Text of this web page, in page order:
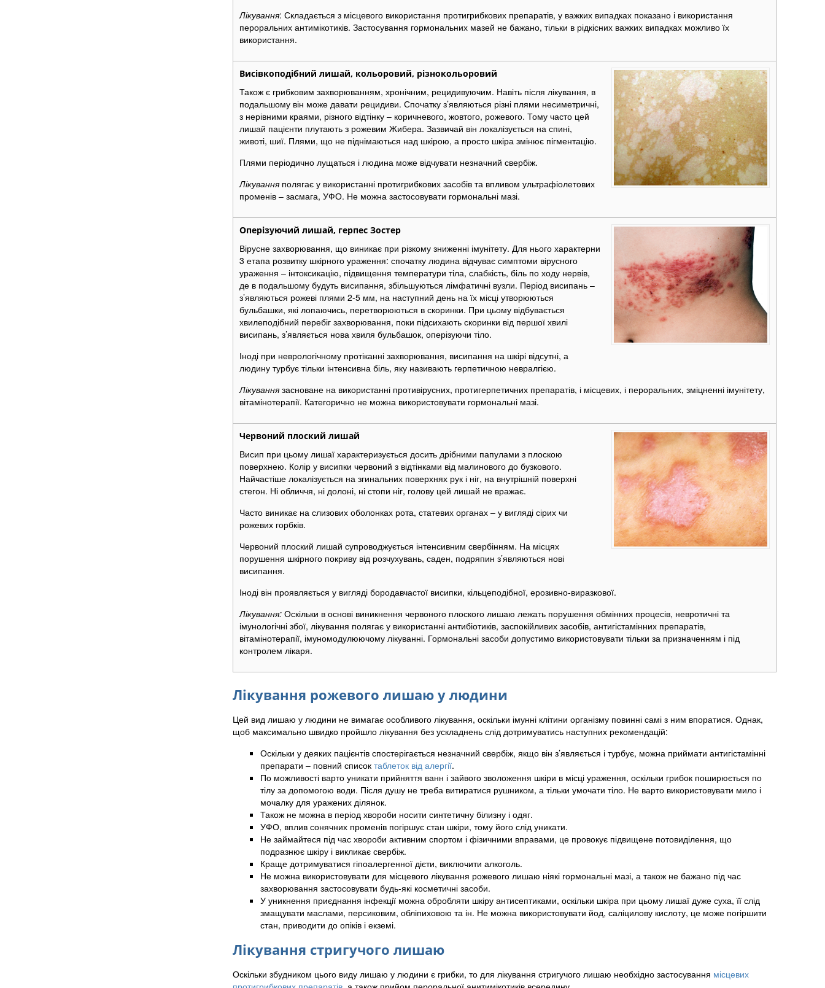
Лікування: Складається з місцевого використання протигрибкових препаратів, у важких випадках показано і використання
пероральних антимікотиків. Застосування гормональних мазей не бажано, тільки в рідкісних важких випадках можливо їх
використання.
Висівкоподібний лишай, кольоровий, різнокольоровий
Також є грибковим захворюванням, хронічним, рецидивуючим. Навіть після лікування, в
подальшому він може давати рецидиви. Спочатку з’являються різні плями несиметричні,
з нерівними краями, різного відтінку – коричневого, жовтого, рожевого. Тому часто цей
лишай пацієнти плутають з рожевим Жибера. Зазвичай він локалізується на спині,
животі, шиї. Плями, що не піднімаються над шкірою, а просто шкіра змінює пігментацію.
Плями періодично лущаться і людина може відчувати незначний свербіж.
Лікуванняполягає у використанні протигрибкових засобів та впливом ультрафіолетових
променів – засмага, УФО. Не можна застосовувати гормональні мазі.
Оперізуючий лишай, герпес Зостер
Вірусне захворювання, що виникає при різкому зниженні імунітету. Для нього характерни
3 етапа розвитку шкірного ураження: спочатку людина відчуває симптоми вірусного
ураження – інтоксикацію, підвищення температури тіла, слабкість, біль по ходу нервів,
де в подальшому будуть висипання, збільшуються лімфатичні вузли. Період висипань –
з’являються рожеві плями 2-5 мм, на наступний день на їх місці утворюються
бульбашки, які лопаючись, перетворюються в скоринки. При цьому відбувається
хвилеподібний перебіг захворювання, поки підсихають скоринки від першої хвилі
висипань, з’являється нова хвиля бульбашок, оперізуючи тіло.
Іноді при неврологічному протіканні захворювання, висипання на шкірі відсутні, а
людину турбує тільки інтенсивна біль, яку називають герпетичною невралгією.
Лікуваннязасноване на використанні противірусних, протигерпетичних препаратів, і місцевих, і пероральних, зміцненні імунітету,
вітамінотерапії. Категорично не можна використовувати гормональні мазі.
Червоний плоский лишай
Висип при цьому лишаї характеризується досить дрібними папулами з плоскою
поверхнею. Колір у висипки червоний з відтінками від малинового до бузкового.
Найчастіше локалізується на згинальних поверхнях рук і ніг, на внутрішній поверхні
стегон. Ні обличчя, ні долоні, ні стопи ніг, голову цей лишай не вражає.
Часто виникає на слизових оболонках рота, статевих органах – у вигляді сірих чи
рожевих горбків.
Червоний плоский лишай супроводжується інтенсивним свербінням. На місцях
порушення шкірного покриву від розчухувань, саден, подряпин з’являються нові
висипання.
Іноді він проявляється у вигляді бородавчастої висипки, кільцеподібної, ерозивно-виразкової.
Лікування: Оскільки в основі виникнення червоного плоского лишаю лежать порушення обмінних процесів, невротичні та
імунологічні збої, лікування полягає у використанні антибіотиків, заспокійливих засобів, антигістамінних препаратів,
вітамінотерапії, імуномодулюючому лікуванні. Гормональні засоби допустимо використовувати тільки за призначенням і під
контролем лікаря.
Лікування рожевого лишаю у людини
Цей вид лишаю у людини не вимагає особливого лікування, оскільки імунні клітини організму повинні самі з ним впоратися. Однак,
щоб максимально швидко пройшло лікування без ускладнень слід дотримуватись наступних рекомендацій:
Оскільки у деяких пацієнтів спостерігається незначний свербіж, якщо він з’являється і турбує, можна приймати антигістамінні
препарати – повний список таблеток від алергії.
По можливості варто уникати прийняття ванн і зайвого зволоження шкіри в місці ураження, оскільки грибок поширюється по
тілу за допомогою води. Після душу не треба витиратися рушником, а тільки умочати тіло. Не варто використовувати мило і
мочалку для уражених ділянок.
Також не можна в період хвороби носити синтетичну білизну і одяг.
УФО, вплив сонячних променів погіршує стан шкіри, тому його слід уникати.
Не займайтеся під час хвороби активним спортом і фізичними вправами, це провокує підвищене потовиділення, що
подразнює шкіру і викликає свербіж.
Краще дотримуватися гіпоалергенної дієти, виключити алкоголь.
Не можна використовувати для місцевого лікування рожевого лишаю ніякі гормональні мазі, а також не бажано під час
захворювання застосовувати будь-які косметичні засоби.
У уникнення приєднання інфекції можна обробляти шкіру антисептиками, оскільки шкіра при цьому лишаї дуже суха, її слід
змащувати маслами, персиковим, обліпиховою та ін. Не можна використовувати йод, саліцилову кислоту, це може погіршити
стан, приводити до опіків і екземі.
Лікування стригучого лишаю
Оскільки збудником цього виду лишаю у людини є грибки, то для лікування стригучого лишаю необхідно застосування місцевих